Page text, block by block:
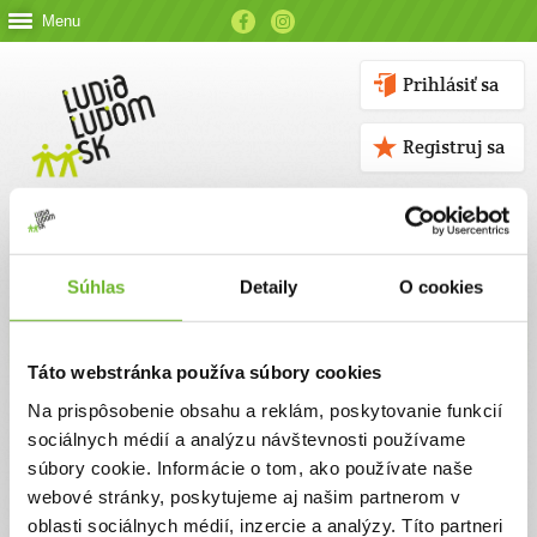
Súhlas Detaily O cookies
Táto webstránka používa súbory cookies
Na prispôsobenie obsahu a reklám, poskytovanie funkcií
sociálnych médií a analýzu návštevnosti používame
súbory cookie. Informácie o tom, ako používate naše
webové stránky, poskytujeme aj našim partnerom v
oblasti sociálnych médií, inzercie a analýzy. Títo partneri
Menu
Prihlásiť sa
Registruj sa
Kontaktné údaje
V prípade akýchkoľvek otázok nás neváhajte kontaktovať
emailom, alebo telefonicky.
ĽUDIA ĽUĎOM, n. o.